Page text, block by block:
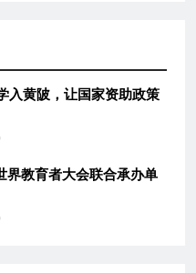
入黄陂，让国家资助政策
教育者大会联合承办单